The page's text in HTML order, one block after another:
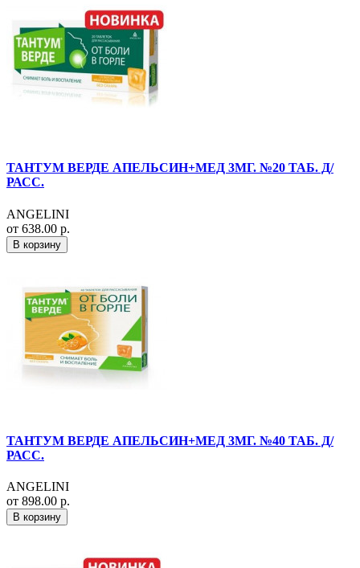
ТАНТУМ ВЕРДЕ АПЕЛЬСИН+МЕД 3МГ. №20 ТАБ. Д/
РАСС.
ANGELINI
от 638.00 р.
В корзину
ТАНТУМ ВЕРДЕ АПЕЛЬСИН+МЕД 3МГ. №40 ТАБ. Д/
РАСС.
ANGELINI
от 898.00 р.
В корзину